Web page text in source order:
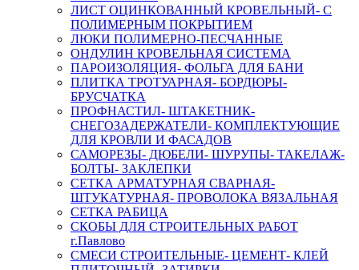
ЛИСТ ОЦИНКОВАННЫЙ КРОВЕЛЬНЫЙ- С
ПОЛИМЕРНЫМ ПОКРЫТИЕМ
ЛЮКИ ПОЛИМЕРНО-ПЕСЧАННЫЕ
ОНДУЛИН КРОВЕЛЬНАЯ СИСТЕМА
ПАРОИЗОЛЯЦИЯ- ФОЛЬГА ДЛЯ БАНИ
ПЛИТКА ТРОТУАРНАЯ- БОРДЮРЫ-
БРУСЧАТКА
ПРОФНАСТИЛ- ШТАКЕТНИК-
СНЕГОЗАДЕРЖАТЕЛИ- КОМПЛЕКТУЮЩИЕ
ДЛЯ КРОВЛИ И ФАСАДОВ
САМОРЕЗЫ- ДЮБЕЛИ- ШУРУПЫ- ТАКЕЛАЖ-
БОЛТЫ- ЗАКЛЕПКИ
СЕТКА АРМАТУРНАЯ СВАРНАЯ-
ШТУКАТУРНАЯ- ПРОВОЛОКА ВЯЗАЛЬНАЯ
СЕТКА РАБИЦА
СКОБЫ ДЛЯ СТРОИТЕЛЬНЫХ РАБОТ
г.Павлово
СМЕСИ СТРОИТЕЛЬНЫЕ- ЦЕМЕНТ- КЛЕЙ